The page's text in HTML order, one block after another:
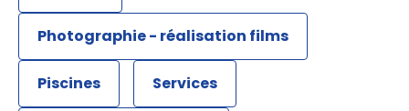
Photographie - réalisation films
Piscines Services